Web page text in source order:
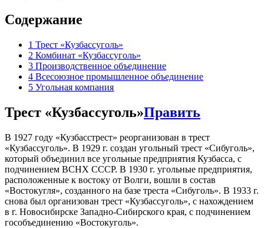
Содержание
1 Трест «Кузбассуголь»
2 Комбинат «Кузбассуголь»
3 Производственное объединение
4 Всесоюзное промышленное объединение
5 Угольная компания
Трест «Кузбассуголь»Править
В 1927 году «Кузбасстрест» реорганизован в трест
«Кузбассуголь». В 1929 г. создан угольный трест «Сибуголь»,
который объединил все угольные предприятия Кузбасса, с
подчинением ВСНХ СССР. В 1930 г. угольные предприятия,
расположенные к востоку от Волги, вошли в состав
«Востокугля», созданного на базе треста «Сибуголь». В 1933 г.
снова был организован трест «Кузбассуголь», с нахождением
в г. Новосибирске Западно-Сибирского края, с подчинением
гособъединению «Востокуголь».